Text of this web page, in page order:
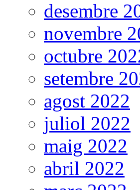
desembre
novembre
octubre
setembre
agost 2022
juliol 2022
maig 2022
abril 2022